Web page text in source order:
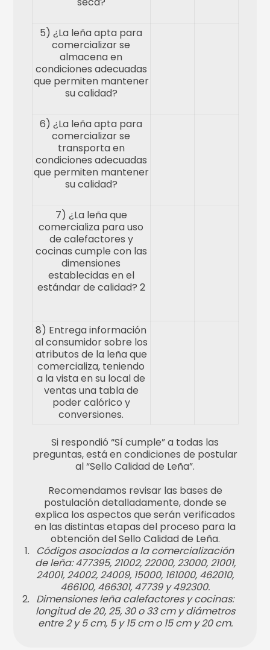
5) ¿La leña apta para
comercializar se
almacena en
condiciones adecuadas
que permiten mantener
su calidad?
6) ¿La leña apta para
comercializar se
transporta en
condiciones adecuadas
que permiten mantener
su calidad?
7) ¿La leña que
comercializa para uso
de calefactores y
cocinas cumple con las
dimensiones
establecidas en el
estándar de calidad? 2
8) Entrega información
al consumidor sobre los
atributos de la leña que
comercializa, teniendo
a la vista en su local de
ventas una tabla de
poder calórico y
conversiones.
Si respondió “Sí cumple” a todas las
preguntas, está en condiciones de postular
al “Sello Calidad de Leña”.
Recomendamos revisar las bases de
postulación detalladamente, donde se
explica los aspectos que serán verificados
en las distintas etapas del proceso para la
obtención del Sello Calidad de Leña.
Códigos asociados a la comercialización
de leña: 477395, 21002, 22000, 23000, 21001,
24001, 24002, 24009, 15000, 161000, 462010,
466100, 466301, 47739 y 492300.
Dimensiones leña calefactores y cocinas:
longitud de 20, 25, 30 o 33 cm y diámetros
entre 2 y 5 cm, 5 y 15 cm o 15 cm y 20 cm.